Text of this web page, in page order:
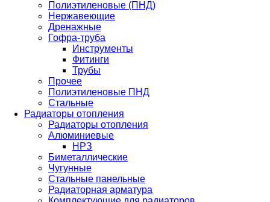
Полиэтиленовые (ПНД)
Нержавеющие
Дренажные
Гофра-труба
Инструменты
Фитинги
Трубы
Прочее
Полиэтиленовые ПНД
Стальные
Радиаторы отопления
Радиаторы отопления
Алюминиевые
НРЗ
Биметаллические
Чугунные
Стальные панельные
Радиаторная арматура